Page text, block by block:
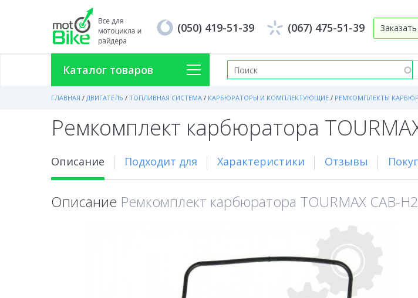
(050) 419-51-39 (067) 475-51-39
Каталог товаров
ГЛАВНАЯ / ДВИГАТЕЛЬ / ТОПЛИВНАЯ СИСТЕМА / КАРБЮРАТОРЫ И КОМПЛЕКТУЮЩИЕ / РЕМКОМПЛЕКТЫ
Ремкомплект карбюратора
Описание Подходит для Характеристики Отзывы
Описание Ремкомплект карбюратора TOURMAX CAB-